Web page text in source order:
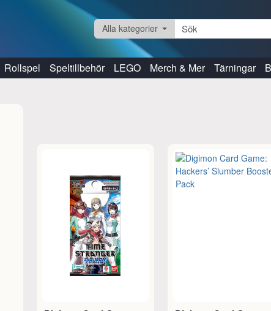
Alla kategorier
Rollspel Speltillbehör LEGO Merch & Mer Tärningar